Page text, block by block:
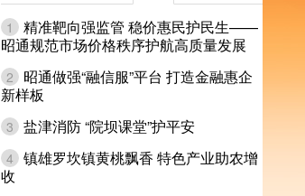
1
精准靶向强监管 稳价惠民护民生——
昭通规范市场价格秩序护航高质量发展
2
昭通做强“融信服”平台 打造金融惠企
新样板
3 盐津消防 “院坝课堂”护平安
4 镇雄罗坎镇黄桃飘香 特色产业助农增
收